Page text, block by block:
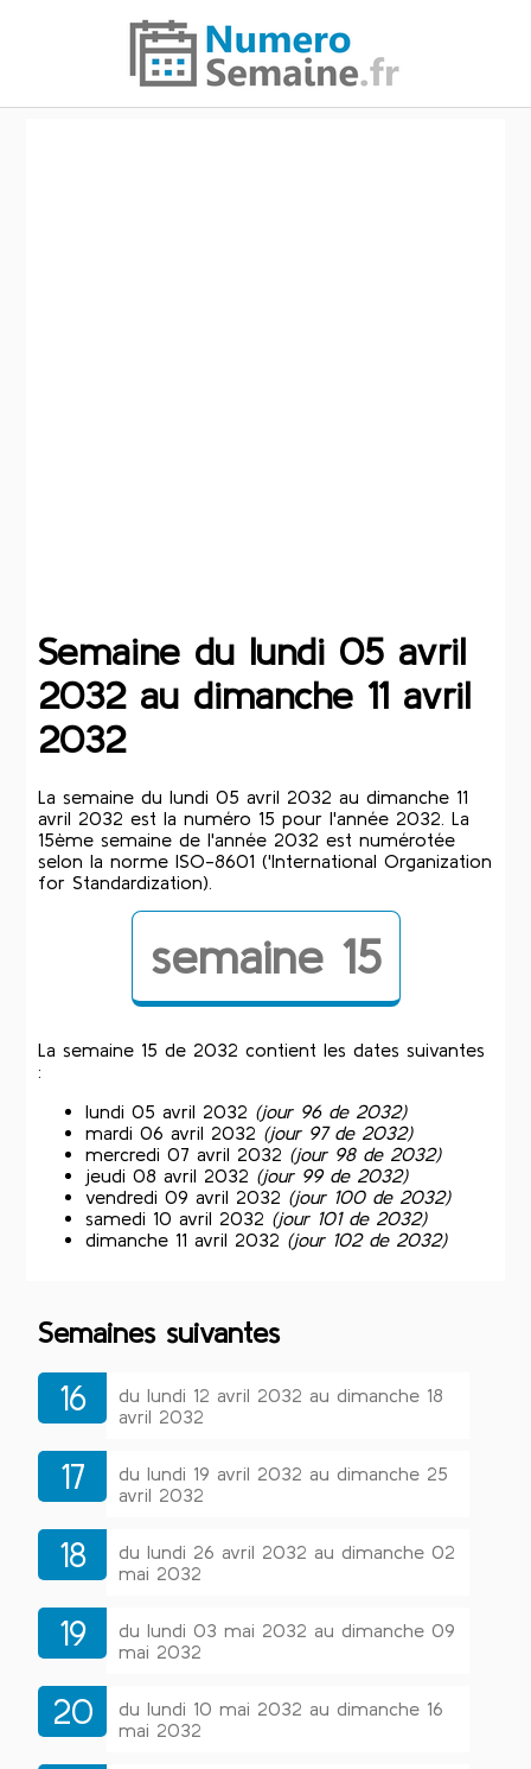
Semaine du lundi 05 avril
2032 au dimanche 11 avril
2032
La semaine du lundi 05 avril 2032 au dimanche 11
avril 2032 est la numéro 15 pour l'année 2032. La
15ème semaine de l'année 2032 est numérotée
selon la norme ISO-8601 ('International Organization
for Standardization).
semaine 15
La semaine 15 de 2032 contient les dates suivantes
:
lundi 05 avril 2032 (jour 96 de 2032)
mardi 06 avril 2032 (jour 97 de 2032)
mercredi 07 avril 2032 (jour 98 de 2032)
jeudi 08 avril 2032 (jour 99 de 2032)
vendredi 09 avril 2032 (jour 100 de 2032)
samedi 10 avril 2032 (jour 101 de 2032)
dimanche 11 avril 2032 (jour 102 de 2032)
Semaines suivantes
16
du lundi 12 avril 2032 au dimanche 18
avril 2032
17
du lundi 19 avril 2032 au dimanche 25
avril 2032
18
du lundi 26 avril 2032 au dimanche 02
mai 2032
19
du lundi 03 mai 2032 au dimanche 09
mai 2032
20
du lundi 10 mai 2032 au dimanche 16
mai 2032